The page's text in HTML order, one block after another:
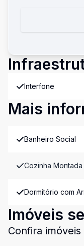
Interfone
Mais
Banheiro Social
Cozinha Montada
Dormitório com
Imóveis
Confira